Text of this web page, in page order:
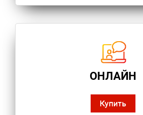
ОНЛАЙН
Купить